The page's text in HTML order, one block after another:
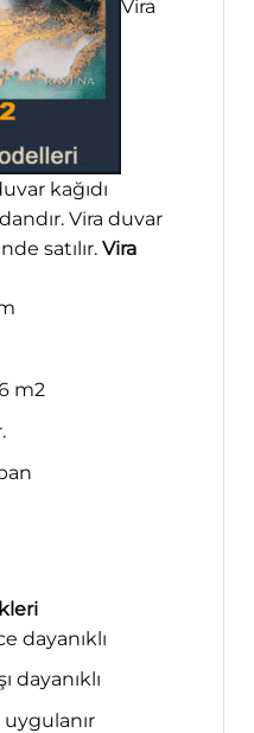
Vira
kağıdı
Vira duvar
satılır. Vira
m2
dayanıklı
dayanıklı